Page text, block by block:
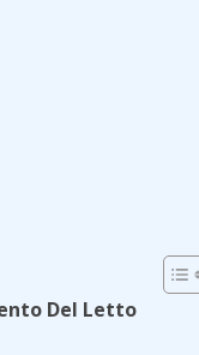
Del Letto